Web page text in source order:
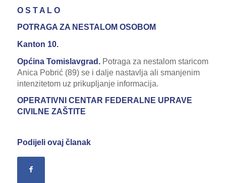
O S T A L O
POTRAGA ZA NESTALOM OSOBOM
Kanton 10.
Općina Tomislavgrad. Potraga za nestalom staricom
Anica Pobrić (89) se i dalje nastavlja ali smanjenim
intenzitetom uz prikupljanje informacija.
OPERATIVNI CENTAR FEDERALNE UPRAVE
CIVILNE ZAŠTITE
Podijeli ovaj članak